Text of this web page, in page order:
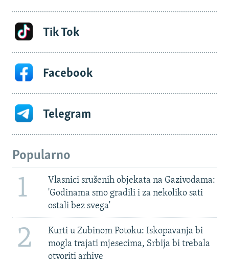
Tik Tok
Facebook
Telegram
Popularno
1
Vlasnici srušenih objekata na Gazivodama:
'Godinama smo gradili i za nekoliko sati
ostali bez svega'
2
Kurti u Zubinom Potoku: Iskopavanja bi
mogla trajati mjesecima, Srbija bi trebala
otvoriti arhive